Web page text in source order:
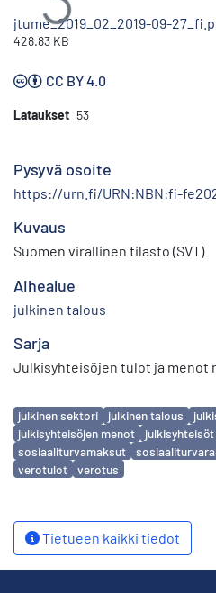
jtume_2019_02_2019-09-
428.83 KB
CC BY 4.0
Lataukset 53
Pysyvä osoite
https://urn.fi/URN:NBN:fi-
Kuvaus
Suomen virallinen tilasto (SVT)
Aihealue
julkinen talous
Sarja
Julkisyhteisöjen tulot ja menot
Avainsanat
julkinen sektori julkinen talous
julkisyhteisöjen menot
julkisyhteisöt
sosiaaliturvamaksut
verotulot
verotus
Tietueen kaikki tiedot